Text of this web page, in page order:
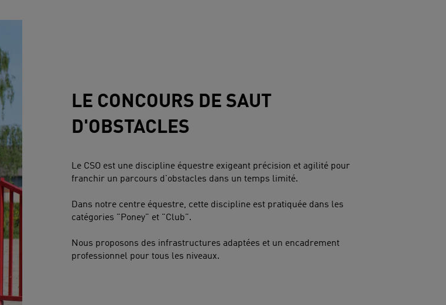
LE CONCOURS DE SAUT
D'OBSTACLES
Le CSO est une discipline équestre exigeant précision et agilité pour
franchir un parcours d'obstacles dans un temps limité.
Dans notre centre équestre, cette discipline est pratiquée dans les
catégories "Poney" et "Club".
Nous proposons des infrastructures adaptées et un encadrement
professionnel pour tous les niveaux.